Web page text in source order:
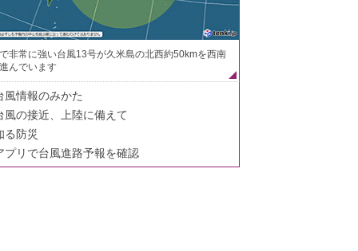
非常に強い台風13号が久米島の北西約50kmを西南
んでいます
風情報のみかた
風の接近、上陸に備えて
る防災
プリで台風進路予報を確認